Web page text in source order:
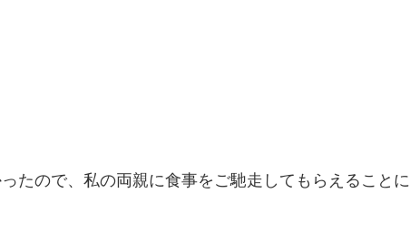
たので、私の両親に食事をご馳走してもらえることに